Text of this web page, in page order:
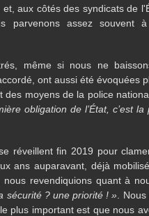
aux côtés des syndicats de
parvenons assez souvent
même si nous ne
ont aussi été évoquées
moyens de la police
obligation de l’État, c’est
réveillent fin 2019 pour
ans auparavant, déjà
revendiquions quant à
sécurité ? une priorité ! » .
plus important est que nous